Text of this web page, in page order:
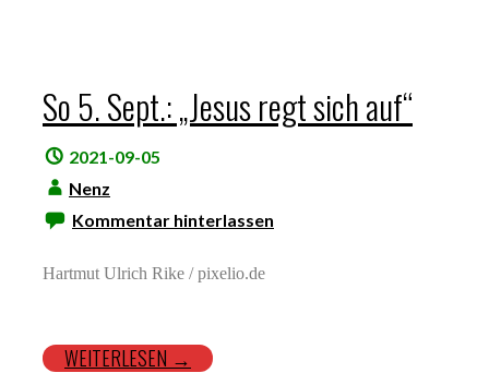
So 5. Sept.: „Jesus regt sich auf“
2021-09-05
Nenz
Kommentar hinterlassen
Hartmut Ulrich Rike / pixelio.de
WEITERLESEN →